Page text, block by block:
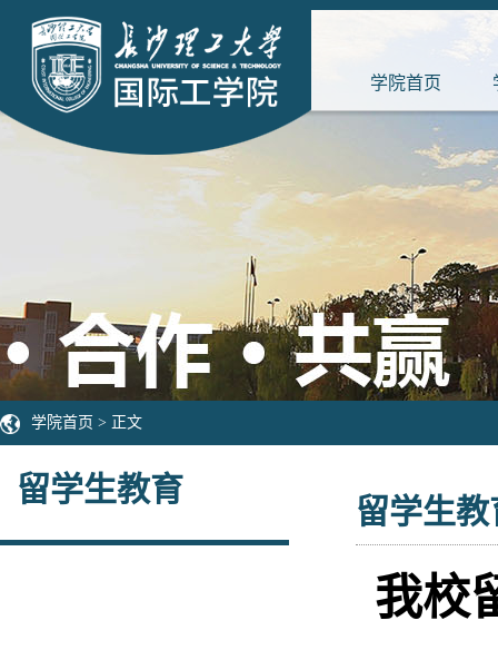
学院首页
学院首页 > 正文
留学生教育
留学生教
我校